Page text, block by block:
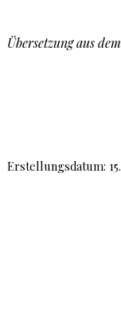
Übersetzung aus
Erstellungsdatum: